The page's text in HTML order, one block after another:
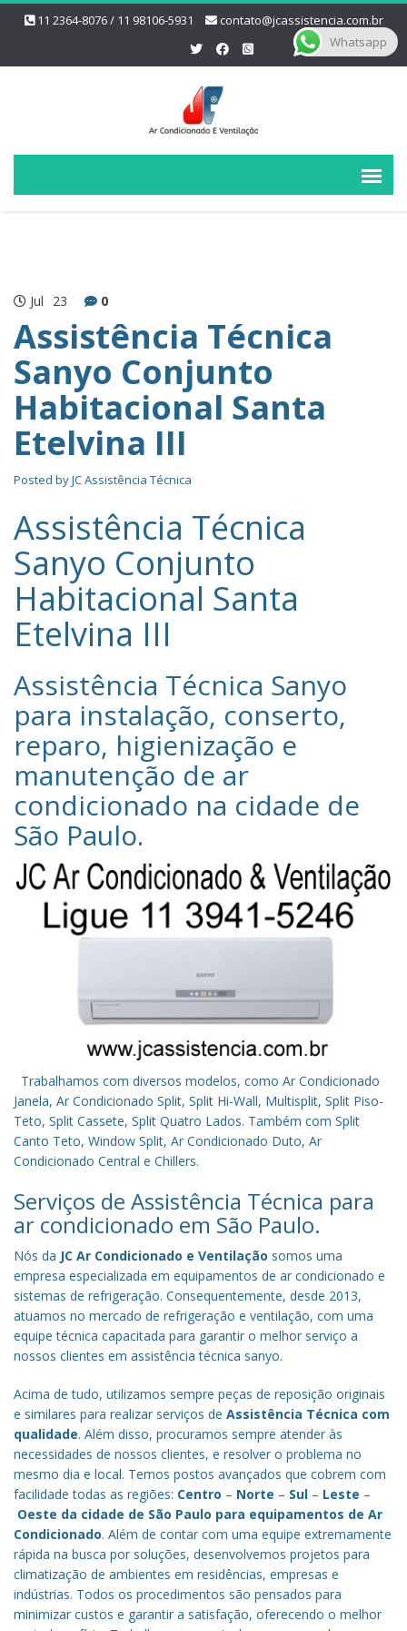
11 2364-8076 / 11 98106-5931 contato@jcassistencia.com.br
Jul 23 0
Assistência Técnica
Sanyo Conjunto
Habitacional Santa
Etelvina III
Posted byJC Assistência Técnica
Assistência Técnica
Sanyo Conjunto
Habitacional Santa
Etelvina III
Assistência Técnica Sanyo‎
para instalação, conserto,
reparo, higienização e
manutenção de ar
condicionado na cidade de
São Paulo.
Trabalhamos com diversos modelos, como Ar Condicionado
Janela, Ar Condicionado Split, Split Hi-Wall, Multisplit, Split Piso-
Teto, Split Cassete, Split Quatro Lados. Também com Split
Canto Teto, Window Split, Ar Condicionado Duto, Ar
Condicionado Central e Chillers.
Serviços de Assistência Técnica para
ar condicionado em São Paulo.
Nós da JC Ar Condicionado e Ventilação somos uma
empresa especializada em equipamentos de ar condicionado e
sistemas de refrigeração. Consequentemente, desde 2013,
atuamos no mercado de refrigeração e ventilação, com uma
equipe técnica capacitada para garantir o melhor serviço a
nossos clientes em assistência técnica sanyo.
Acima de tudo, utilizamos sempre peças de reposição originais
e similares para realizar serviços de Assistência Técnica com
qualidade. Além disso, procuramos sempre atender às
necessidades de nossos clientes, e resolver o problema no
mesmo dia e local. Temos postos avançados que cobrem com
facilidade todas as regiões: Centro – Norte – Sul – Leste –
Oeste da cidade de São Paulo para equipamentos de Ar
Condicionado. Além de contar com uma equipe extremamente
rápida na busca por soluções, desenvolvemos projetos para
climatização de ambientes em residências, empresas e
indústrias. Todos os procedimentos são pensados para
minimizar custos e garantir a satisfação, oferecendo o melhor
Whatsapp